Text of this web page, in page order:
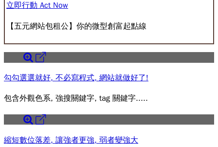
立即行動 Act Now
【五元網站包租公】你的微型創富起點線
勾勾選選就好, 不必寫程式, 網站就做好了!
包含外觀色系, 強搜關鍵字, tag 關鍵字.....
縮短數位落差, 讓強者更強, 弱者變強大